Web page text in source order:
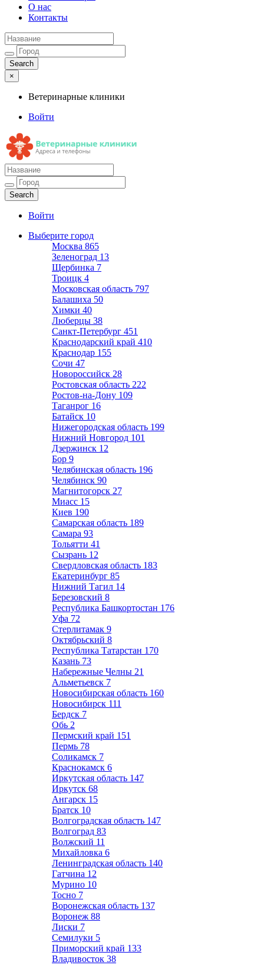
О нас
Контакты
×
Ветеринарные клиники
Войти
Ветеринарные клиники
Адреса и телефоны
Войти
Выберите город
Москва 865
Зеленоград 13
Щербинка 7
Троицк 4
Московская область 797
Балашиха 50
Химки 40
Люберцы 38
Санкт-Петербург 451
Краснодарский край 410
Краснодар 155
Сочи 47
Новороссийск 28
Ростовская область 222
Ростов-на-Дону 109
Таганрог 16
Батайск 10
Нижегородская область 199
Нижний Новгород 101
Дзержинск 12
Бор 9
Челябинская область 196
Челябинск 90
Магнитогорск 27
Миасс 15
Киев 190
Самарская область 189
Самара 93
Тольятти 41
Сызрань 12
Свердловская область 183
Екатеринбург 85
Нижний Тагил 14
Березовский 8
Республика Башкортостан 176
Уфа 72
Стерлитамак 9
Октябрьский 8
Республика Татарстан 170
Казань 73
Набережные Челны 21
Альметьевск 7
Новосибирская область 160
Новосибирск 111
Бердск 7
Обь 2
Пермский край 151
Пермь 78
Соликамск 7
Краснокамск 6
Иркутская область 147
Иркутск 68
Ангарск 15
Братск 10
Волгоградская область 147
Волгоград 83
Волжский 11
Михайловка 6
Ленинградская область 140
Гатчина 12
Мурино 10
Тосно 7
Воронежская область 137
Воронеж 88
Лиски 7
Семилуки 5
Приморский край 133
Владивосток 38